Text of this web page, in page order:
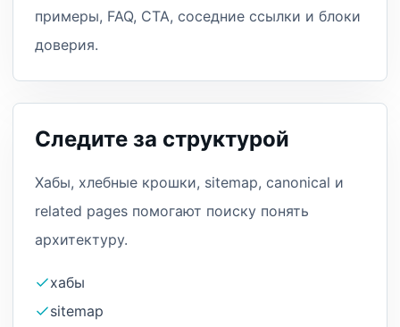
примеры, FAQ, CTA, соседние ссылки и блоки
доверия.
Следите за структурой
Хабы, хлебные крошки, sitemap, canonical и
related pages помогают поиску понять
архитектуру.
хабы
sitemap